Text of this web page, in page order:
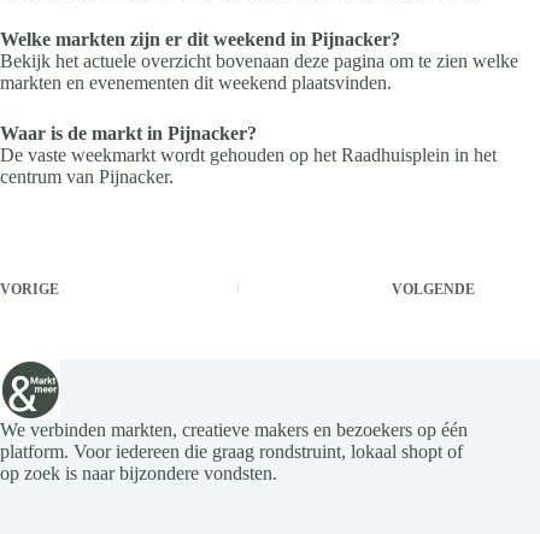
Welke markten zijn er dit weekend in Pijnacker?
Bekijk het actuele overzicht bovenaan deze pagina om te zien welke
markten en evenementen dit weekend plaatsvinden.
Waar is de markt in Pijnacker?
De vaste weekmarkt wordt gehouden op het Raadhuisplein in het
centrum van Pijnacker.
VORIGE VOLGENDE
We verbinden markten, creatieve makers en bezoekers op één
platform. Voor iedereen die graag rondstruint, lokaal shopt of
op zoek is naar bijzondere vondsten.